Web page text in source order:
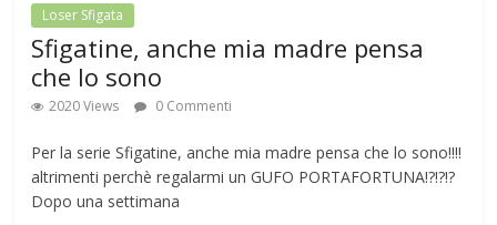
Loser Sfigata
Sfigatine, anche mia madre pensa
che lo sono
2020 Views 0 Commenti
Per la serie Sfigatine, anche mia madre pensa che lo sono!!!!
altrimenti perchè regalarmi un GUFO PORTAFORTUNA!?!?!?
Dopo una settimana